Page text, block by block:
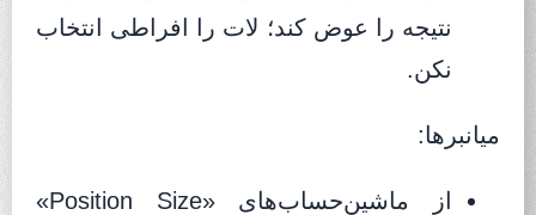
نتیجه را عوض کند؛ لات را افراطی انتخاب
نکن.
میانبرها:
از ماشین‌حساب‌های «Position Size»